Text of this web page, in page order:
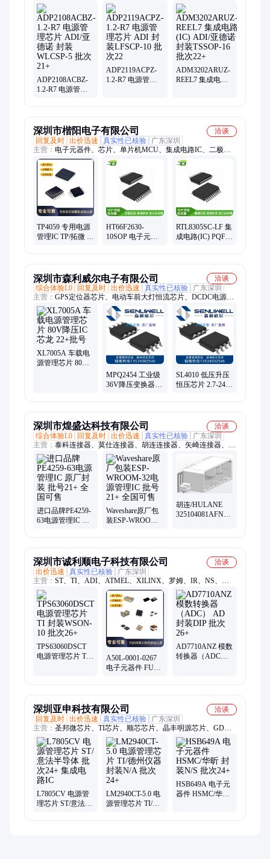
路、fx32k144uat0vllt
ADP2108ACBZ-
1.2-R7 电源管理
ADP2119ACPZ-
1.2-R7 电源管理
ADM3202ARUZ-
REEL7 集成电路
深圳市楷阳电子有限公司
洽谈
回复及时 出价迅速 真实性已核验
广东深圳
主营： 电子元器件、芯片、单片机MCU、集成电路IC、二极
管、三极管、MOS场效应管、车载芯片、电阻、保险丝、连接
器、华邦
TP4059 专用电源
管理IC TP/拓微 封
HT66F2630-
10SOP 电子元器
RTL8305SC-LF 集
成电路(IC) PQFP-
深圳市森利威尔电子有限公司
洽谈
综合体验L0
回复及时 出价迅速 真实性已核验
广东深圳
主营： GPS定位器芯片、电动车前大灯恒流芯片、DCDC电源芯
片、降压恒流IC、降压恒压IC、升压恒流IC、LDO稳压芯片、
LED线性芯片、200V中低压Mos管、锂电池保护芯片、充电管理
芯片
XL7005A 车载电
源管理芯片 80V
MPQ2454 工业级
36V降压变换器，
SL4010 低压升压
恒压芯片 2.7-24V
深圳市煌盛达科技有限公司
洽谈
综合体验L0
回复及时 出价迅速 真实性已核验
广东深圳
主营： 泰科连接器、莫仕连接器、胡连连接器、矢崎连接器、安
普连接器、新能源汽车连接器、博世连接器、安波福连接器、
JST连接器、HRS连接器、汽车连接器、线束连接器、汽车插接
器、汽车护套、电路板接插件连接器、胶壳连接器、TE连接器、
itt连接器、AMP连接器、PCB板端接插件、MOLEX连接器、德
尔福连接器、APTIV连接器、汽车护套端子接插件、新能源高压
连接器
进口品牌PE4259-
63电源管理IC 原
Waveshare原厂包
装ESP-WROOM-
胡连/HULANE
325104081AFN线
深圳市诚利顺电子科技有限公司
洽谈
出价迅速
真实性已核验
广东深圳
主营： ST、TI、ADI、ATMEL、XILINX、罗姆、IR、NS、
MAXIM、PHI、ON、士兰微、TE
TPS63060DSCT
电源管理芯片 TI
A50L-0001-0267
电子元器件 FUJI
AD7710ANZ 模数
转换器（ADC）
深圳亚申科技有限公司
洽谈
回复及时 出价迅速 真实性已核验
广东深圳
主营： 圣邦微芯片、TI芯片、顺芯芯片、晶丰明源芯片、GD芯
片、中科微芯片、微源芯片、普冉电子、上海贝岭
L7805CV 电源管
理芯片 ST/意法半
LM2940CT-5.0 电
源管理芯片 TI/德
HSB649A 电子元
器件 HSMC/华昕